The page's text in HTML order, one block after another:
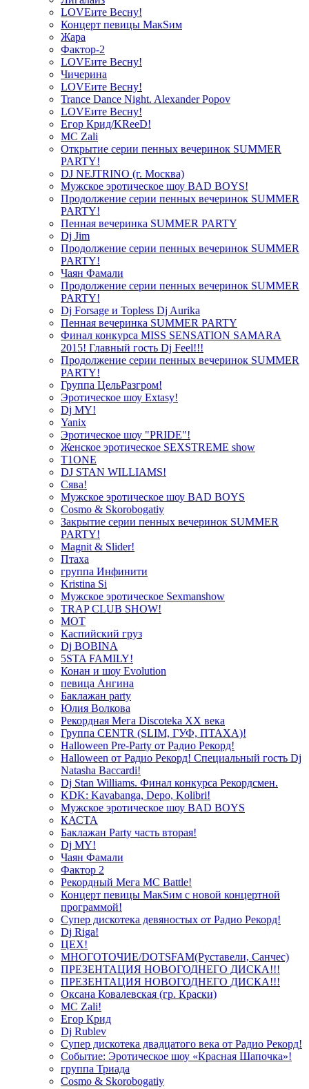
LOVEите Весну!
Концерт певицы МакSим
Жара
Фактор-2
LOVEите Весну!
Чичерина
LOVEите Весну!
Trance Dance Night. Alexander Popov
LOVEите Весну!
Егор Крид/KReeD!
MC Zali
Открытие серии пенных вечеринок SUMMER
PARTY!
DJ NEJTRINO (г. Москва)
Мужское эротическое шоу BAD BOYS!
Продолжение серии пенных вечеринок SUMMER
PARTY!
Пенная вечеринка SUMMER PARTY
Dj Jim
Продолжение серии пенных вечеринок SUMMER
PARTY!
Чаян Фамали
Продолжение серии пенных вечеринок SUMMER
PARTY!
Dj Forsage и Topless Dj Aurika
Пенная вечеринка SUMMER PARTY
Финал конкурса MISS SENSATION SAMARA
2015! Главный гость Dj Feel!!!
Продолжение серии пенных вечеринок SUMMER
PARTY!
Группа ЦельРазгром!
Эротическое шоу Extasy!
Dj MY!
Yanix
Эротическое шоу "PRIDE"!
Женское эротическое SEXSTREME show
T1ONE
DJ STAN WILLIAMS!
Сява!
Мужское эротическое шоу BAD BOYS
Cosmo & Skorobogatiy
Закрытие серии пенных вечеринок SUMMER
PARTY!
Magnit & Slider!
Птаха
группа Инфинити
Kristina Si
Мужское эротическое Sexmanshow
TRAP CLUB SHOW!
МОТ
Каспийский груз
Dj BOBINA
5STA FAMILY!
Конан и шоу Evolution
певица Ангина
Баклажан party
Юлия Волкова
Рекордная Мега Discoteka XX века
Группа CENTR (SLIM, ГУФ, ПТАХА)!
Halloween Pre-Party от Радио Рекорд!
Halloween от Радио Рекорд! Специальный гость Dj
Natasha Baccardi!
Dj Stan Williams. Финал конкурса Рекордсмен.
KDK: Kavabanga, Depo, Kolibri!
Мужское эротическое шоу BAD BOYS
КАСТА
Баклажан Party часть вторая!
Dj MY!
Чаян Фамали
Фактор 2
Рекордный Мега МС Battle!
Концерт певицы МакSим с новой концертной
программой!
Супер дискотека девяностых от Радио Рекорд!
Dj Riga!
ЦЕХ!
МНОГОТОЧИЕ/DOTSFAM(Руставели, Санчес)
ПРЕЗЕНТАЦИЯ НОВОГОДНЕГО ДИСКА!!!
ПРЕЗЕНТАЦИЯ НОВОГОДНЕГО ДИСКА!!!
Оксана Ковалевская (гр. Краски)
MC Zali!
Егор Крид
Dj Rublev
Супер дискотека двадцатого века от Радио Рекорд!
Событие: Эротическое шоу «Красная Шапочка»!
группа Триада
Cosmo & Skorobogatiy